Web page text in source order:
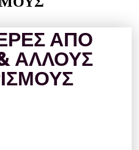
ΑΠΟ
ΑΛΛΟΥΣ